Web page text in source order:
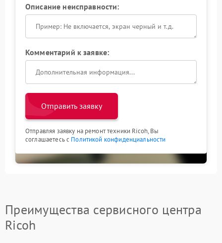
Описание неисправности:
Комментарий к заявке:
Отправить заявку
Отправляя заявку на ремонт техники Ricoh, Вы
соглашаетесь с Политикой конфиденциальности
Преимущества сервисного центра
Ricoh